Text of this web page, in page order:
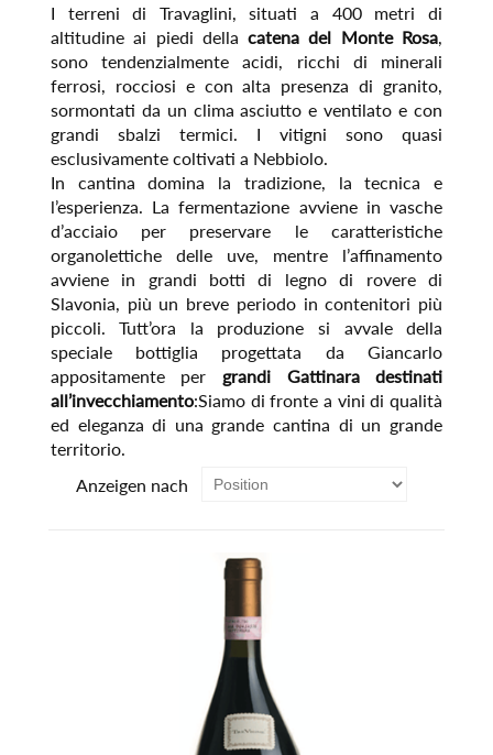
I terreni di Travaglini, situati a 400 metri di
altitudine ai piedi dellacatena del Monte Rosa
sono tendenzialmente acidi, ricchi di minerali
ferrosi, rocciosi e con alta presenza di granito,
sormontati da un clima asciutto e ventilato e con
grandi sbalzi termici. I vitigni sono quasi
esclusivamente coltivati a Nebbiolo.
In cantina domina la tradizione, la tecnica e
l’esperienza. La fermentazione avviene in vasche
d’acciaio per preservare le caratteristiche
organolettiche delle uve, mentre l’affinamento
avviene in grandi botti di legno di rovere di
Slavonia, più un breve periodo in contenitori più
piccoli. Tutt’ora la produzione si avvale della
speciale bottiglia progettata da Giancarlo
appositamente per grandi Gattinara destinati
all’invecchiamento:Siamo di fronte a vini di qualità
ed eleganza di una grande cantina di un grande
territorio.
Anzeigen nach